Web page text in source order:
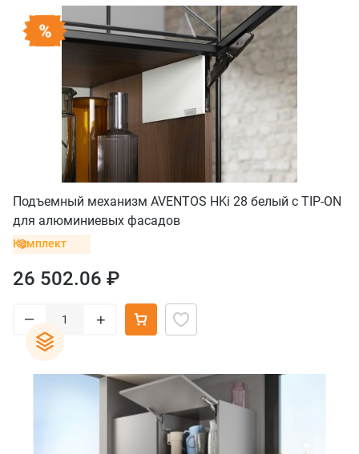
Подъемный механизм AVENTOS HKi 28 белый с TIP-ON
для алюминиевых фасадов
Комплект
26 502.06 ₽
– +